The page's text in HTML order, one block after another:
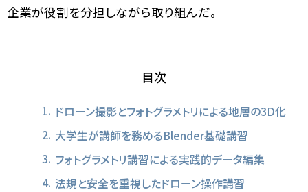
企業が役割を分担しながら取り組んだ。
目次
ドローン撮影とフォトグラメトリによる地層の3D化
大学生が講師を務めるBlender基礎講習
フォトグラメトリ講習による実践的データ編集
法規と安全を重視したドローン操作講習